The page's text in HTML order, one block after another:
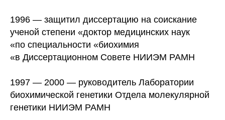
1996 — защитил диссертацию на соискание
ученой степени «доктор медицинских наук
«по специальности «биохимия
«в Диссертационном Совете НИИЭМ РАМН
1997 — 2000 — руководитель Лаборатории
биохимической генетики Отдела молекулярной
генетики НИИЭМ РАМН